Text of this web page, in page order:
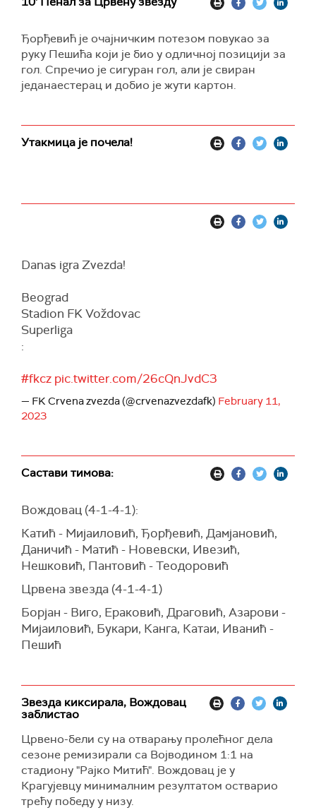
Ђорђевић је очајничким потезом повукао за
руку Пешића који је био у одличној позицији за
гол. Спречио је сигуран гол, али је свиран
једанаестерац и добио је жути картон.
Утакмица је почела!
Danas igra Zvezda!
Beograd
Stadion FK Voždovac
Superliga
:
#fkcz pic.twitter.com/26cQnJvdC3
— FK Crvena zvezda (@crvenazvezdafk) February 11,
2023
Састави тимова:
Вождовац (4-1-4-1):
Катић - Мијаиловић, Ђорђевић, Дамјановић,
Даничић - Матић - Новевски, Ивезић,
Нешковић, Пантовић - Теодоровић
Црвена звезда (4-1-4-1)
Борјан - Виго, Ераковић, Драговић, Азарови -
Мијаиловић, Букари, Канга, Катаи, Иванић -
Пешић
Звезда киксирала, Вождовац
заблистао
Црвено-бели су на отварању пролећног дела
сезоне ремизирали са Војводином 1:1 на
стадиону "Рајко Митић". Вождовац је у
Крагујевцу минималним резултатом остварио
трећу победу у низу.